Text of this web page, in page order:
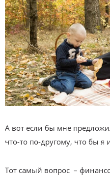
А вот если бы мне
что-то по-другому, что бы я
Тот самый вопрос –